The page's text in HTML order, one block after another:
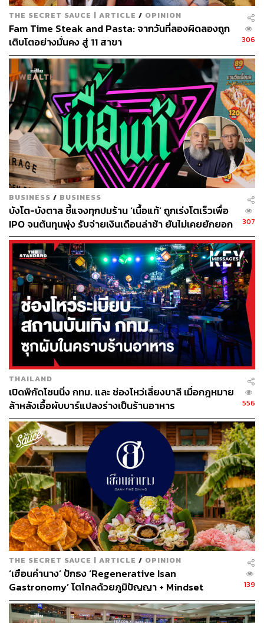
ในฐานะที่ปีนี้เป็นปีแรกที่รางวัลมิชลิน ไกด์ ได้เพิ่มจังหวัด
THE SECRET SAUCE | ARTICLE / OPINION
Fam Time Steak and Pasta: จากวันที่ลองผิดลองถูก
เติบโตอย่างมั่นคง สู่ 11 สาขา
306
BUSINESS / BUSINESS
บังโต-บังตาล ชี้แจงทุกปมร้าน ‘เนื้อแท้’ ถูกเร่งโตเร็วเพื่อ
IPO จนต้นทุนพุ่ง รับจ่ายเงินเดือนล่าช้า ยันไม่เคยยักยอก
เงินประกันสังคม
307
THAILAND
เปิดพิกัดโซนนิ่ง กทม. และ ช่องโหว่เลี่ยงบาลี เมื่อกฎหมาย
ล้าหลังเอื้อผับบาร์แปลงร่างเป็นร้านอาหาร
556
THE SECRET SAUCE | ARTICLE / OPINION
‘เฮือนคำนาง’ ปักธง ‘Regenerative Isan
Gastronomy’ โตไกลด้วยภูมิปัญญา + Mindset
139